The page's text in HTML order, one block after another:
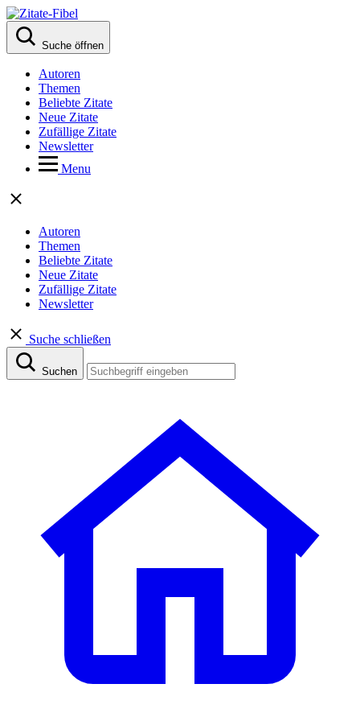
Suche öffnen
Autoren
Themen
Beliebte Zitate
Neue Zitate
Zufällige Zitate
Newsletter
Menu
Autoren
Themen
Beliebte Zitate
Neue Zitate
Zufällige Zitate
Newsletter
Suche schließen
Suchen